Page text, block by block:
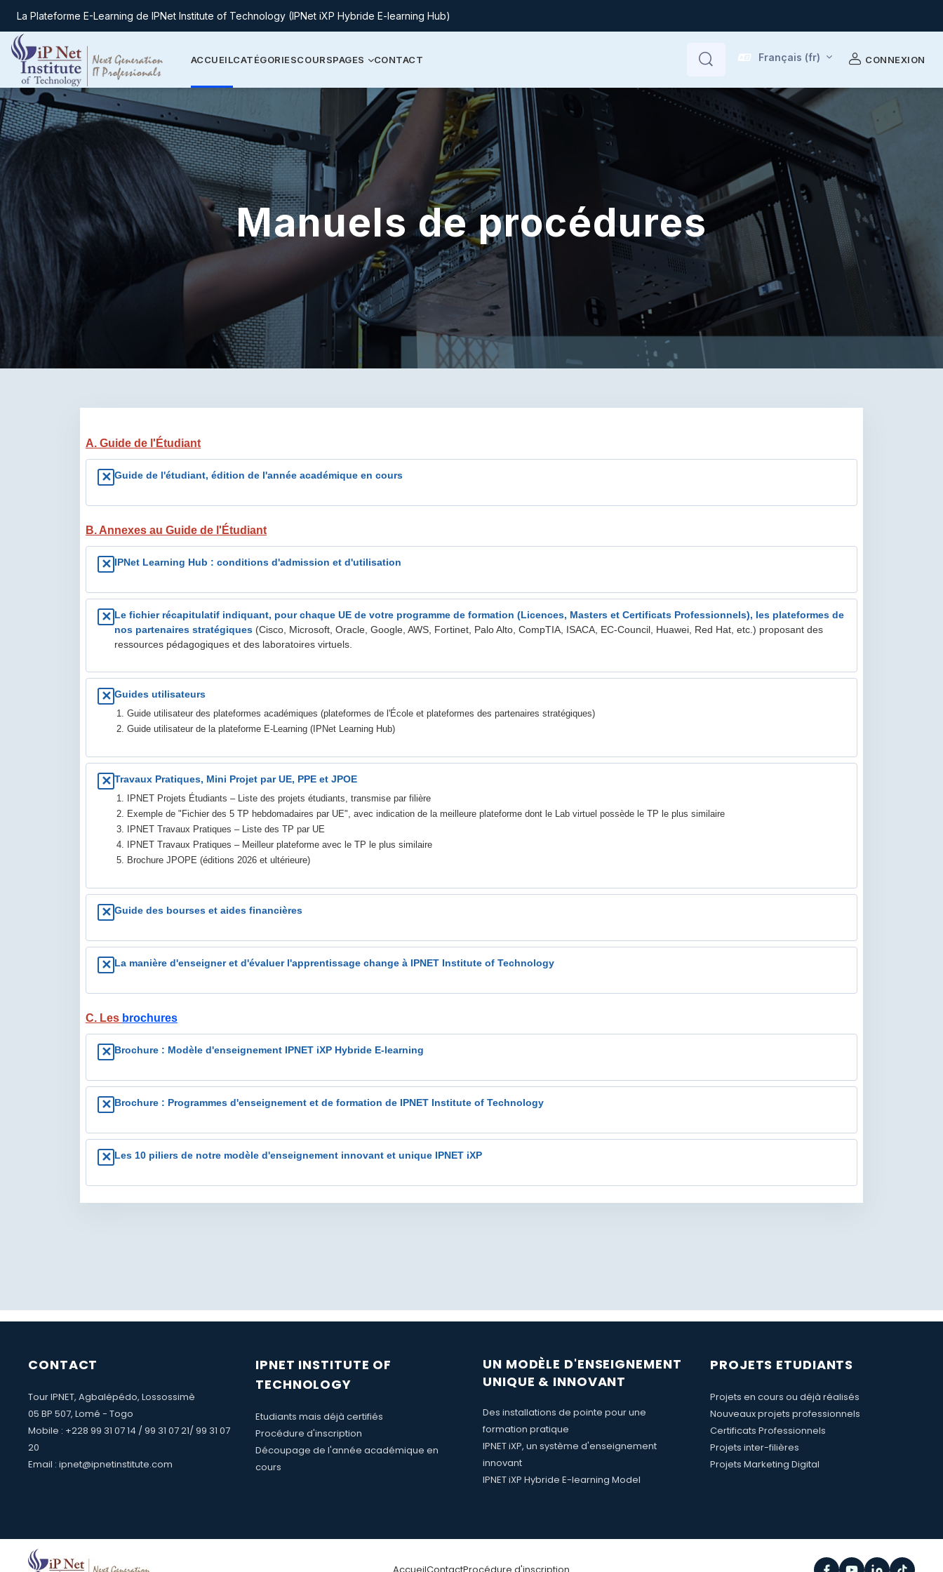
Passer au contenu principal
La Plateforme E-Learning de IPNet Institute of Technology (IPNet iXP Hybride E-learning Hub)
ACCUEILCATÉGORIESCOURSPAGES CONTACT
Rechercher
Rechercher
Français ‎(fr)‎ CONNEXION
Manuels de procédures
A. Guide de l'Étudiant
✕ Guide de l'étudiant, édition de l'année académique en cours
B. Annexes au Guide de l'Étudiant
✕ IPNet Learning Hub : conditions d'admission et d'utilisation
✕ Le fichier récapitulatif indiquant, pour chaque UE de votre programme de formation (Licences, Masters et Certificats Professionnels), les plateformes de
nos partenaires stratégiques (Cisco, Microsoft, Oracle, Google, AWS, Fortinet, Palo Alto, CompTIA, ISACA, EC-Council, Huawei, Red Hat, etc.) proposant des
ressources pédagogiques et des laboratoires virtuels.
✕ Guides utilisateurs
Guide utilisateur des plateformes académiques (plateformes de l'École et plateformes des partenaires stratégiques)
Guide utilisateur de la plateforme E-Learning (IPNet Learning Hub)
✕ Travaux Pratiques, Mini Projet par UE, PPE et JPOE
IPNET Projets Étudiants – Liste des projets étudiants, transmise par filière
Exemple de "Fichier des 5 TP hebdomadaires par UE", avec indication de la meilleure plateforme dont le Lab virtuel possède le TP le plus similaire
IPNET Travaux Pratiques – Liste des TP par UE
IPNET Travaux Pratiques – Meilleur plateforme avec le TP le plus similaire
Brochure JPOPE (éditions 2026 et ultérieure)
✕ Guide des bourses et aides financières
✕ La manière d'enseigner et d'évaluer l'apprentissage change à IPNET Institute of Technology
C. Les brochures
✕ Brochure : Modèle d'enseignement IPNET iXP Hybride E-learning
✕ Brochure : Programmes d'enseignement et de formation de IPNET Institute of Technology
✕ Les 10 piliers de notre modèle d'enseignement innovant et unique IPNET iXP
CONTACT
Tour IPNET, Agbalépédo, Lossossimè
05 BP 507, Lomé - Togo
Mobile : +228 99 31 07 14 / 99 31 07 21/ 99 31 07
20
Email : ipnet@ipnetinstitute.com
IPNET INSTITUTE OF
TECHNOLOGY
Etudiants mais déjà certifiés
Procédure d'inscription
Découpage de l'année académique en
cours
UN MODÈLE D'ENSEIGNEMENT
UNIQUE & INNOVANT
Des installations de pointe pour une
formation pratique
IPNET iXP, un système d'enseignement
innovant
IPNET iXP Hybride E-learning Model
PROJETS ETUDIANTS
Projets en cours ou déjà réalisés
Nouveaux projets professionnels
Certificats Professionnels
Projets inter-filières
Projets Marketing Digital